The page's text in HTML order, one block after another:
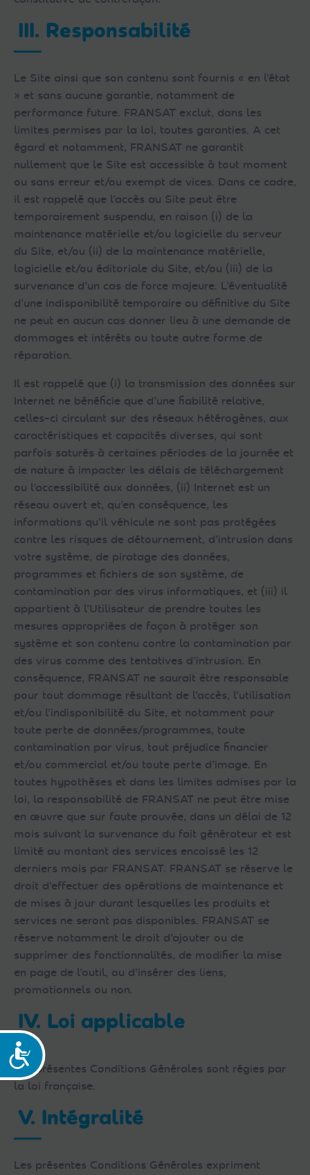
Accessibilité
III. Responsabilité
Le Site ainsi que son contenu sont fournis « en l’état
» et sans aucune garantie, notamment de
performance future. FRANSAT exclut, dans les
limites permises par la loi, toutes garanties. A cet
égard et notamment, FRANSAT ne garantit
nullement que le Site est accessible à tout moment
ou sans erreur et/ou exempt de vices. Dans ce cadre,
il est rappelé que l’accès au Site peut être
temporairement suspendu, en raison (i) de la
maintenance matérielle et/ou logicielle du serveur
du Site, et/ou (ii) de la maintenance matérielle,
logicielle et/ou éditoriale du Site, et/ou (iii) de la
survenance d’un cas de force majeure. L’éventualité
d’une indisponibilité temporaire ou définitive du Site
ne peut en aucun cas donner lieu à une demande de
dommages et intérêts ou toute autre forme de
réparation.
Il est rappelé que (i) la transmission des données sur
Internet ne bénéficie que d’une fiabilité relative,
celles-ci circulant sur des réseaux hétérogènes, aux
caractéristiques et capacités diverses, qui sont
parfois saturés à certaines périodes de la journée et
de nature à impacter les délais de téléchargement
ou l’accessibilité aux données, (ii) Internet est un
réseau ouvert et, qu’en conséquence, les
informations qu’il véhicule ne sont pas protégées
contre les risques de détournement, d’intrusion dans
votre système, de piratage des données,
programmes et fichiers de son système, de
contamination par des virus informatiques, et (iii) il
appartient à l’Utilisateur de prendre toutes les
mesures appropriées de façon à protéger son
système et son contenu contre la contamination par
des virus comme des tentatives d’intrusion. En
conséquence, FRANSAT ne saurait être responsable
pour tout dommage résultant de l’accès, l’utilisation
et/ou l’indisponibilité du Site, et notamment pour
toute perte de données/programmes, toute
contamination par virus, tout préjudice financier
et/ou commercial et/ou toute perte d’image. En
toutes hypothèses et dans les limites admises par la
loi, la responsabilité de FRANSAT ne peut être mise
en œuvre que sur faute prouvée, dans un délai de 12
mois suivant la survenance du fait générateur et est
limité au montant des services encaissé les 12
derniers mois par FRANSAT. FRANSAT se réserve le
droit d’effectuer des opérations de maintenance et
de mises à jour durant lesquelles les produits et
services ne seront pas disponibles. FRANSAT se
réserve notamment le droit d’ajouter ou de
supprimer des fonctionnalités, de modifier la mise
en page de l’outil, ou d’insérer des liens,
promotionnels ou non.
IV. Loi applicable
Les présentes Conditions Générales sont régies par
la loi française.
V. Intégralité
Les présentes Conditions Générales expriment